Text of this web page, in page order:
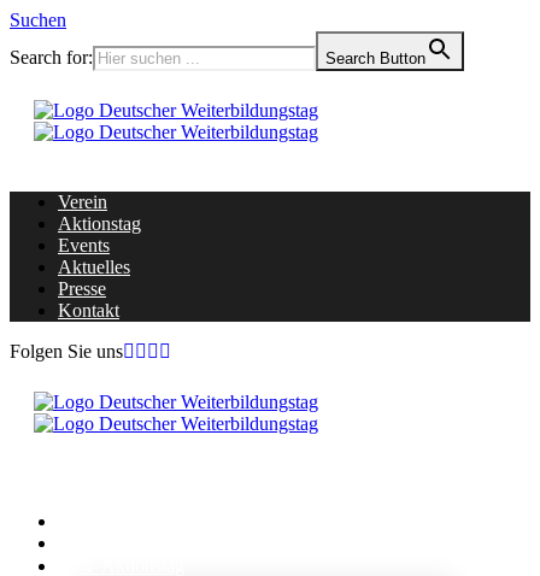
Suchen
Search for:
Search Button
Verein
Aktionstag
Events
Aktuelles
Presse
Kontakt
Folgen Sie uns